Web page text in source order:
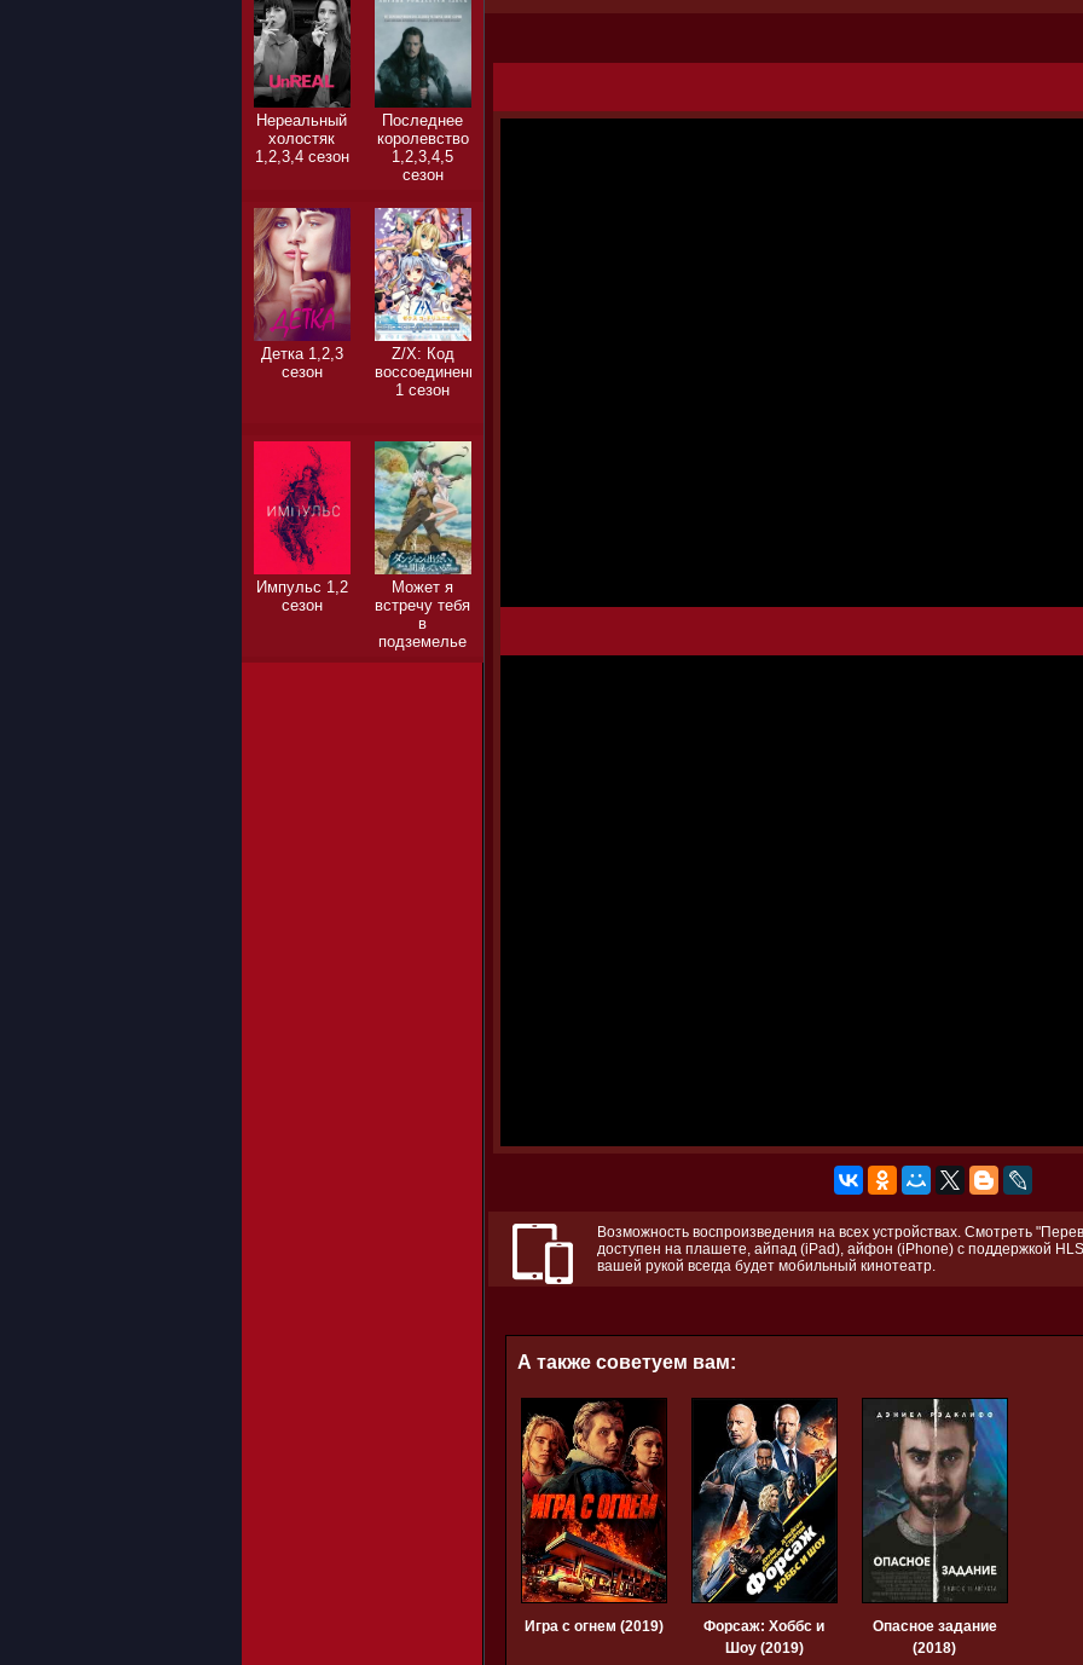
Возможность воспроизведения на всех устройствах. Смотреть
доступен на плашете, айпад (iPad), айфон (iPhone) с поддержкой
вашей рукой всегда будет мобильный кинотеатр.
А также советуем вам:
Игра с огнем (2019)
Форсаж: Хоббс и
Шоу (2019)
Опасное задание
(2018)
Нереальный
холостяк
1,2,3,4 сезон
Последнее
королевство
1,2,3,4,5
сезон
Детка 1,2,3
сезон
Z/X: Код
воссоединения
1 сезон
Импульс 1,2
сезон
Может я
встречу тебя
в
подземелье
1,2,3 сезон